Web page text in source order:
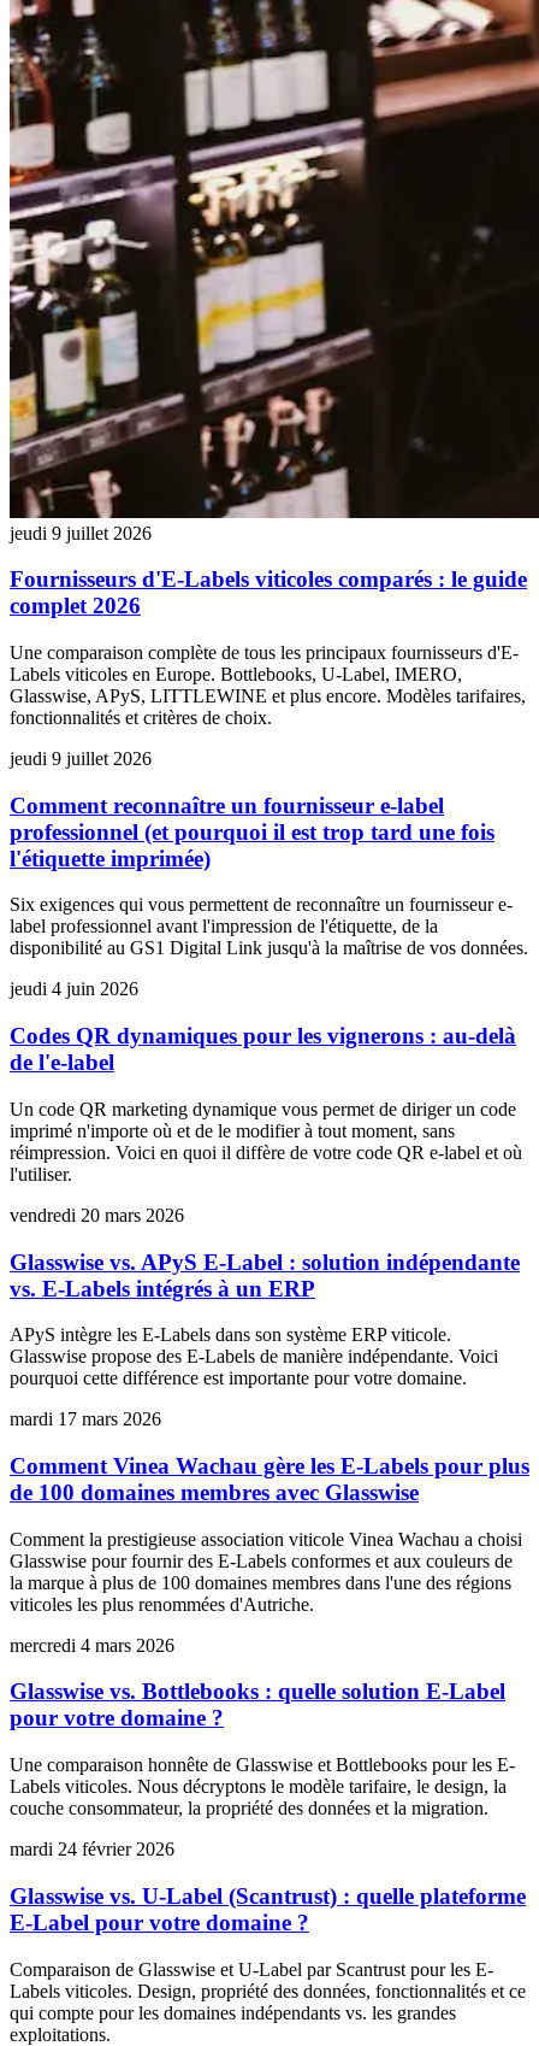
jeudi 9 juillet 2026
Fournisseurs d'E-Labels viticoles comparés : le guide
complet 2026
Une comparaison complète de tous les principaux fournisseurs d'E-
Labels viticoles en Europe. Bottlebooks, U-Label, IMERO,
Glasswise, APyS, LITTLEWINE et plus encore. Modèles tarifaires,
fonctionnalités et critères de choix.
jeudi 9 juillet 2026
Comment reconnaître un fournisseur e-label
professionnel (et pourquoi il est trop tard une fois
l'étiquette imprimée)
Six exigences qui vous permettent de reconnaître un fournisseur e-
label professionnel avant l'impression de l'étiquette, de la
disponibilité au GS1 Digital Link jusqu'à la maîtrise de vos données.
jeudi 4 juin 2026
Codes QR dynamiques pour les vignerons : au-delà
de l'e-label
Un code QR marketing dynamique vous permet de diriger un code
imprimé n'importe où et de le modifier à tout moment, sans
réimpression. Voici en quoi il diffère de votre code QR e-label et où
l'utiliser.
vendredi 20 mars 2026
Glasswise vs. APyS E-Label : solution indépendante
vs. E-Labels intégrés à un ERP
APyS intègre les E-Labels dans son système ERP viticole.
Glasswise propose des E-Labels de manière indépendante. Voici
pourquoi cette différence est importante pour votre domaine.
mardi 17 mars 2026
Comment Vinea Wachau gère les E-Labels pour plus
de 100 domaines membres avec Glasswise
Comment la prestigieuse association viticole Vinea Wachau a choisi
Glasswise pour fournir des E-Labels conformes et aux couleurs de
la marque à plus de 100 domaines membres dans l'une des régions
viticoles les plus renommées d'Autriche.
mercredi 4 mars 2026
Glasswise vs. Bottlebooks : quelle solution E-Label
pour votre domaine ?
Une comparaison honnête de Glasswise et Bottlebooks pour les E-
Labels viticoles. Nous décryptons le modèle tarifaire, le design, la
couche consommateur, la propriété des données et la migration.
mardi 24 février 2026
Glasswise vs. U-Label (Scantrust) : quelle plateforme
E-Label pour votre domaine ?
Comparaison de Glasswise et U-Label par Scantrust pour les E-
Labels viticoles. Design, propriété des données, fonctionnalités et ce
qui compte pour les domaines indépendants vs. les grandes
exploitations.